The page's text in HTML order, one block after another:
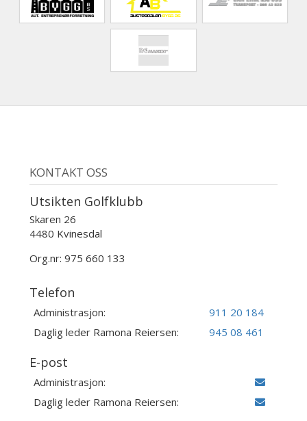
KONTAKT OSS
Utsikten Golfklubb
Skaren 26
4480 Kvinesdal
Org.nr: 975 660 133
Telefon
Administrasjon:
911 20 184
Daglig leder Ramona Reiersen:
945 08 461
E-post
Administrasjon:
Daglig leder Ramona Reiersen: